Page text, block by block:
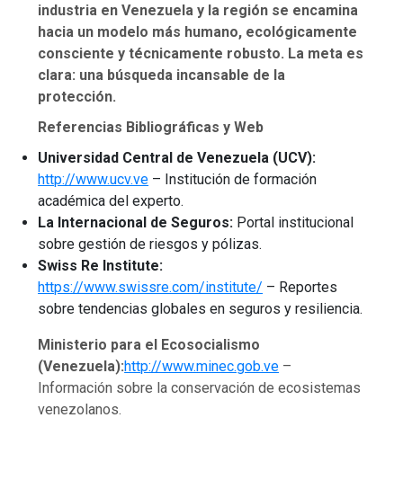
industria en Venezuela y la región se encamina
hacia un modelo más humano, ecológicamente
consciente y técnicamente robusto. La meta es
clara: una búsqueda incansable de la
protección.
Referencias Bibliográficas y Web
Universidad Central de Venezuela (UCV):
http://www.ucv.ve – Institución de formación
académica del experto.
La Internacional de Seguros: Portal institucional
sobre gestión de riesgos y pólizas.
Swiss Re Institute:
https://www.swissre.com/institute/ – Reportes
sobre tendencias globales en seguros y resiliencia.
Ministerio para el Ecosocialismo
(Venezuela):http://www.minec.gob.ve –
Información sobre la conservación de ecosistemas
venezolanos.